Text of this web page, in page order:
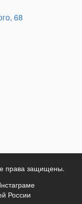
68
права защищены.
России